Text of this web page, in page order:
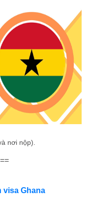
nơi nộp).
visa Ghana